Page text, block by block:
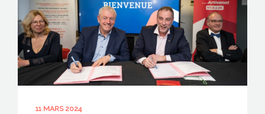
11 MARS 2024